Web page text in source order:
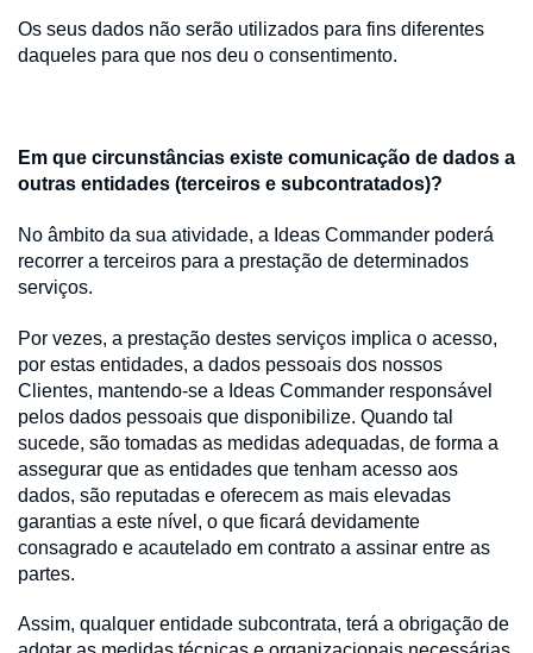
Os seus dados não serão utilizados para fins diferentes
daqueles para que nos deu o consentimento.
Em que circunstâncias existe comunicação de dados a
outras entidades (terceiros e subcontratados)?
No âmbito da sua atividade, a Ideas Commander poderá
recorrer a terceiros para a prestação de determinados
serviços.
Por vezes, a prestação destes serviços implica o acesso,
por estas entidades, a dados pessoais dos nossos
Clientes, mantendo-se a Ideas Commander responsável
pelos dados pessoais que disponibilize. Quando tal
sucede, são tomadas as medidas adequadas, de forma a
assegurar que as entidades que tenham acesso aos
dados, são reputadas e oferecem as mais elevadas
garantias a este nível, o que ficará devidamente
consagrado e acautelado em contrato a assinar entre as
partes.
Assim, qualquer entidade subcontrata, terá a obrigação de